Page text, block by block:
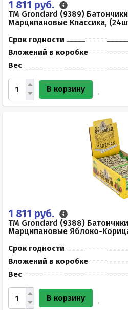
1 811 руб.
TM Grondard (9389)
Марципановые Классика,
Срок годности
Вложений в коробке
Вес
В корзину
1 811 руб.
TM Grondard (9388)
Марципановые Яблоко-
Срок годности
Вложений в коробке
Вес
В корзину